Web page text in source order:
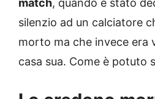
match, quando è stato
silenzio ad un calciatore
morto ma che invece era
casa sua. Come è potuto